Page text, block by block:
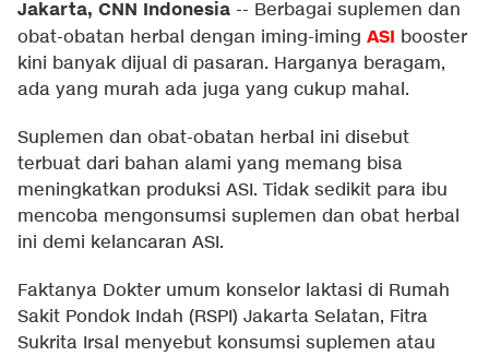
Jakarta, CNN Indonesia -- Berbagai suplemen dan
obat-obatan herbal dengan iming-iming ASI booster
kini banyak dijual di pasaran. Harganya beragam,
ada yang murah ada juga yang cukup mahal.
Suplemen dan obat-obatan herbal ini disebut
terbuat dari bahan alami yang memang bisa
meningkatkan produksi ASI. Tidak sedikit para ibu
mencoba mengonsumsi suplemen dan obat herbal
ini demi kelancaran ASI.
Faktanya Dokter umum konselor laktasi di Rumah
Sakit Pondok Indah (RSPI) Jakarta Selatan, Fitra
Sukrita Irsal menyebut konsumsi suplemen atau